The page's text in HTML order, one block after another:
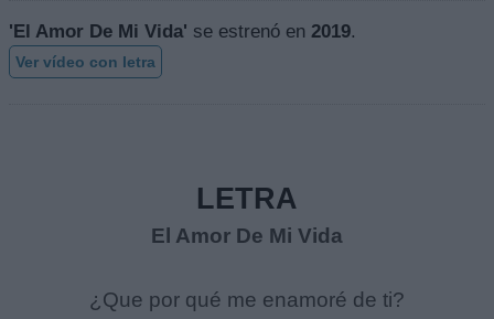
'El Amor De Mi Vida' se estrenó en 2019.
Ver vídeo con letra
LETRA
El Amor De Mi Vida
¿Que por qué me enamoré de ti?